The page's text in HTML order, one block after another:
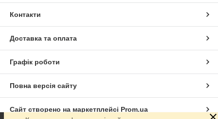
Контакти
Доставка та оплата
Графік роботи
Повна версія сайту
Сайт створено на маркетплейсі Prom.ua